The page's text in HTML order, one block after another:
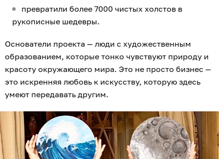
превратили более 7000 чистых холстов в
рукописные шедевры.
Основатели проекта — люди с художественным
образованием, которые тонко чувствуют природу и
красоту окружающего мира. Это не просто бизнес —
это искренняя любовь к искусству, которую здесь
умеют передавать другим.